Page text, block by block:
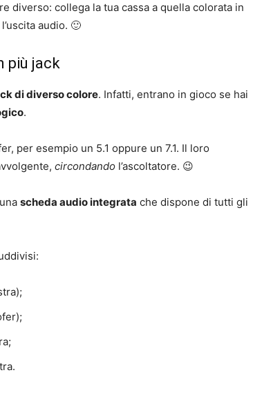
diverso: collega la tua cassa a quella colorata in
audio. 🙂
più jack
di diverso colore. Infatti, entrano in gioco se hai
.
per esempio un 5.1 oppure un 7.1. Il loro
circondando l’ascoltatore. 😉
scheda audio integrata che dispone di tutti gli